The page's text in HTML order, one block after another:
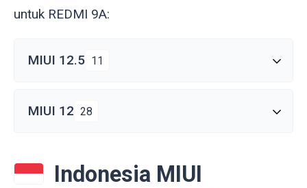
untuk REDMI 9A:
MIUI 12.5 11
MIUI 12 28
Indonesia MIUI